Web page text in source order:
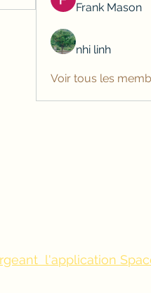
Frank Mason
nhi linh
Voir tous les
l'application